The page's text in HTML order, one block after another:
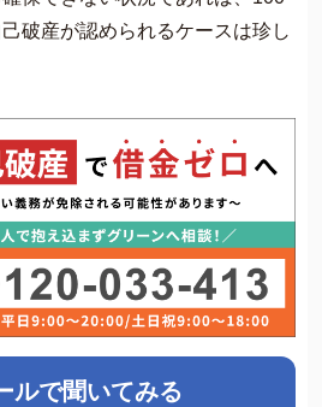
破産が認められるケースは珍し
ルで聞いてみる